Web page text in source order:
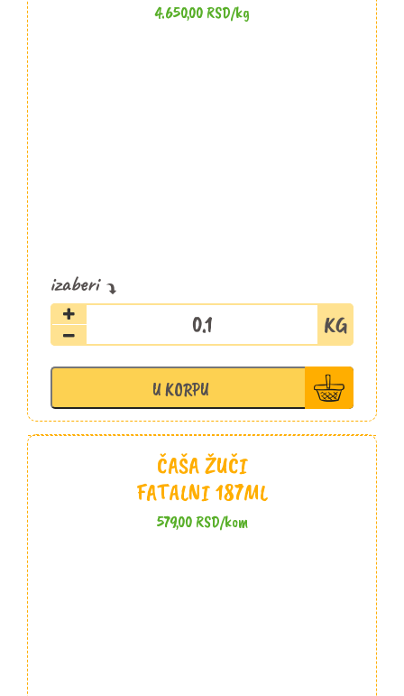
4.650,00RSD/kg
Cimet
štapići
količina
U KORPU
ČAŠA ŽUČI
FATALNI 187ML
579,00RSD/kom